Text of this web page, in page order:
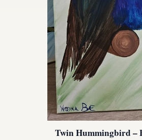
Twin Hummingbird –